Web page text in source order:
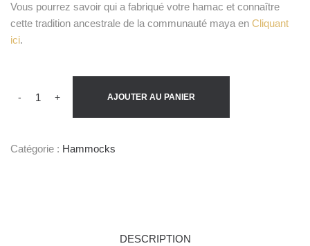
Vous pourrez savoir qui a fabriqué votre hamac et connaître
cette tradition ancestrale de la communauté maya en Cliquant
ici.
- + AJOUTER AU PANIER
Catégorie : Hammocks
DESCRIPTION